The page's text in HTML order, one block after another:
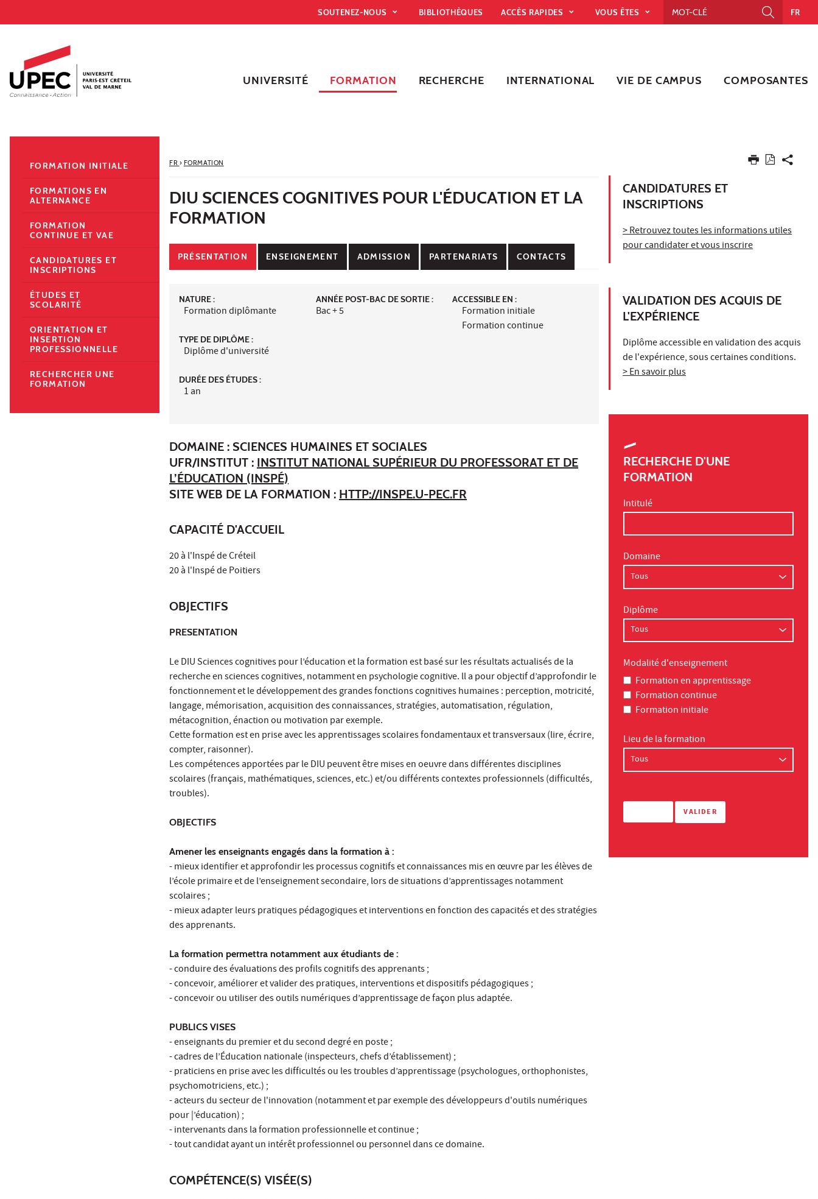
Accès directs
Recherche
Navigation secondaire
SOUTENEZ-NOUS BIBLIOTHÈQUES ACCÈS RAPIDES VOUS ÊTES FR
UNIVERSITÉ FORMATION RECHERCHE INTERNATIONAL VIE DE CAMPUS COMPOSANTES
FR › FORMATION
DIU SCIENCES COGNITIVES POUR L'ÉDUCATION ET LA
FORMATION
PRÉSENTATION ENSEIGNEMENT ADMISSION PARTENARIATS CONTACTS
NATURE :
Formation diplômante
TYPE DE DIPLÔME :
Diplôme d'université
DURÉE DES ÉTUDES :
1 an
ANNÉE POST-BAC DE SORTIE :
Bac + 5
ACCESSIBLE EN :
Formation initiale
Formation continue
DOMAINE : SCIENCES HUMAINES ET SOCIALES
UFR/INSTITUT : INSTITUT NATIONAL SUPÉRIEUR DU PROFESSORAT ET DE
L’ÉDUCATION (INSPÉ)
SITE WEB DE LA FORMATION : HTTP://INSPE.U-PEC.FR
CAPACITÉ D'ACCUEIL
20 à l'Inspé de Créteil
20 à l'Inspé de Poitiers
OBJECTIFS
PRESENTATION
Le DIU Sciences cognitives pour l’éducation et la formation est basé sur les résultats actualisés de la
recherche en sciences cognitives, notamment en psychologie cognitive. ll a pour objectif d’approfondir le
fonctionnement et le développement des grandes fonctions cognitives humaines : perception, motricité,
langage, mémorisation, acquisition des connaissances, stratégies, automatisation, régulation,
métacognition, énaction ou motivation par exemple.
Cette formation est en prise avec les apprentissages scolaires fondamentaux et transversaux (lire, écrire,
compter, raisonner).
Les compétences apportées par le DIU peuvent être mises en oeuvre dans différentes disciplines
scolaires (français, mathématiques, sciences, etc.) et/ou différents contextes professionnels (difficultés,
troubles).
OBJECTIFS
Amener les enseignants engagés dans la formation à :
- mieux identifier et approfondir les processus cognitifs et connaissances mis en œuvre par les élèves de
l’école primaire et de l’enseignement secondaire, lors de situations d’apprentissages notamment
scolaires ;
- mieux adapter leurs pratiques pédagogiques et interventions en fonction des capacités et des stratégies
des apprenants.
La formation permettra notamment aux étudiants de :
- conduire des évaluations des profils cognitifs des apprenants ;
- concevoir, améliorer et valider des pratiques, interventions et dispositifs pédagogiques ;
- concevoir ou utiliser des outils numériques d’apprentissage de façon plus adaptée.
PUBLICS VISES
- enseignants du premier et du second degré en poste ;
- cadres de l’Éducation nationale (inspecteurs, chefs d’établissement) ;
- praticiens en prise avec les difficultés ou les troubles d’apprentissage (psychologues, orthophonistes,
psychomotriciens, etc.) ;
- acteurs du secteur de l'innovation (notamment et par exemple des développeurs d'outils numériques
pour |’éducation) ;
- intervenants dans la formation professionnelle et continue ;
- tout candidat ayant un intérêt professionnel ou personnel dans ce domaine.
COMPÉTENCE(S) VISÉE(S)
CANDIDATURES ET
INSCRIPTIONS
> Retrouvez toutes les informations utiles
pour candidater et vous inscrire
VALIDATION DES ACQUIS DE
L'EXPÉRIENCE
Diplôme accessible en validation des acquis
de l'expérience, sous certaines conditions.
> En savoir plus
RECHERCHE D'UNE
FORMATION
Intitulé
Domaine
Diplôme
Modalité d'enseignement
Formation en apprentissage
Formation continue
Formation initiale
Lieu de la formation
FORMATION INITIALE
FORMATIONS EN
ALTERNANCE
FORMATION
CONTINUE ET VAE
CANDIDATURES ET
INSCRIPTIONS
ÉTUDES ET
SCOLARITÉ
ORIENTATION ET
INSERTION
PROFESSIONNELLE
RECHERCHER UNE
FORMATION